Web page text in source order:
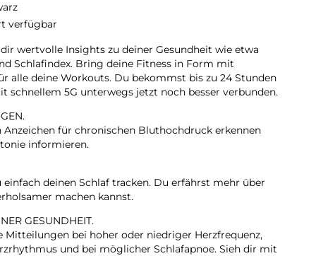
verfügbar
wertvolle Insights zu deiner Gesundheit wie etwa
Schlafindex. Bring deine Fitness in Form mit
alle deine Workouts. Du bekommst bis zu 24 Stunden
schnellem 5G unterwegs jetzt noch besser verbunden.
Anzeichen für chronischen Bluthochdruck erkennen
informieren.
deinen Schlaf tracken. Du erfährst mehr über
machen kannst.
GESUNDHEIT.
Mitteilungen bei hoher oder niedriger Herzfrequenz,
und bei möglicher Schlafapnoe. Sieh dir mit